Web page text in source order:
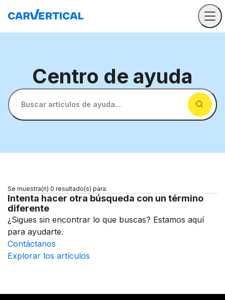
Centro de ayuda
Buscar artículos de ayuda...
Se muestra(n) 0 resultado(s) para:
Intenta hacer otra búsqueda con un término
diferente
¿Sigues sin encontrar lo que buscas? Estamos aquí
para ayudarte.
Contáctanos
Explorar los artículos